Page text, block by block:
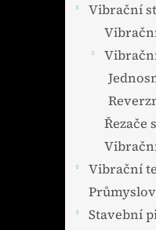
Vibrační
Řezače
Vibrační
Stavební